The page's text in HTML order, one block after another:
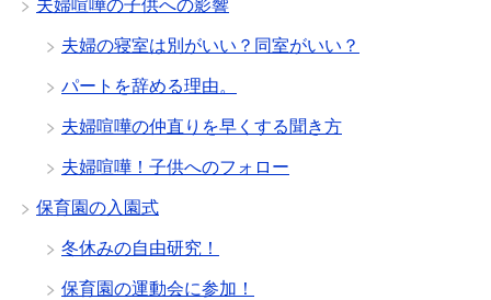
夫婦喧嘩の子供への影響
夫婦の寝室は別がいい？同室がいい？
パートを辞める理由。
夫婦喧嘩の仲直りを早くする聞き方
夫婦喧嘩！子供へのフォロー
保育園の入園式
冬休みの自由研究！
保育園の運動会に参加！